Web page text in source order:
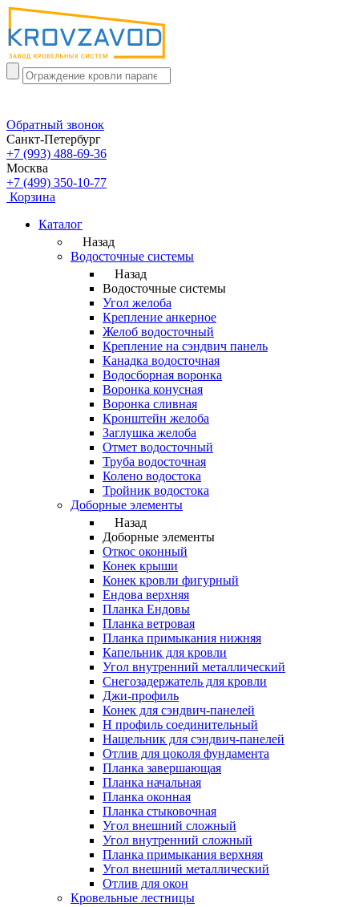
Обратный звонок
Санкт-Петербург
+7 (993) 488-69-36
Москва
+7 (499) 350-10-77
Корзина
Каталог
Назад
Водосточные системы
Назад
Водосточные системы
Угол желоба
Крепление анкерное
Желоб водосточный
Крепление на сэндвич панель
Канадка водосточная
Водосборная воронка
Воронка конусная
Воронка сливная
Кронштейн желоба
Заглушка желоба
Отмет водосточный
Труба водосточная
Колено водостока
Тройник водостока
Доборные элементы
Назад
Доборные элементы
Откос оконный
Конек крыши
Конек кровли фигурный
Ендова верхняя
Планка Ендовы
Планка ветровая
Планка примыкания нижняя
Капельник для кровли
Угол внутренний металлический
Снегозадержатель для кровли
Джи-профиль
Конек для сэндвич-панелей
Н профиль соединительный
Нащельник для сэндвич-панелей
Отлив для цоколя фундамента
Планка завершающая
Планка начальная
Планка оконная
Планка стыковочная
Угол внешний сложный
Угол внутренний сложный
Планка примыкания верхняя
Угол внешний металлический
Отлив для окон
Кровельные лестницы